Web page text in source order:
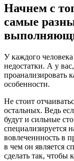
Начнем с
самые
У каждого
недостатки. А у
проанализировать
особенности.
Не стоит
остальных. Ведь
будут и сильные
специализируется
вовлеченнность в
в чем он является
сделать так, чтобы